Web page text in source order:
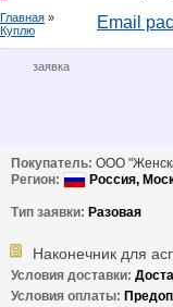
Email
Главная »
Куплю
заявка
Покупатель: ООО
Регион:
Россия,
Тип заявки: Разовая
Наконечник для
Условия доставки:
Условия оплаты: